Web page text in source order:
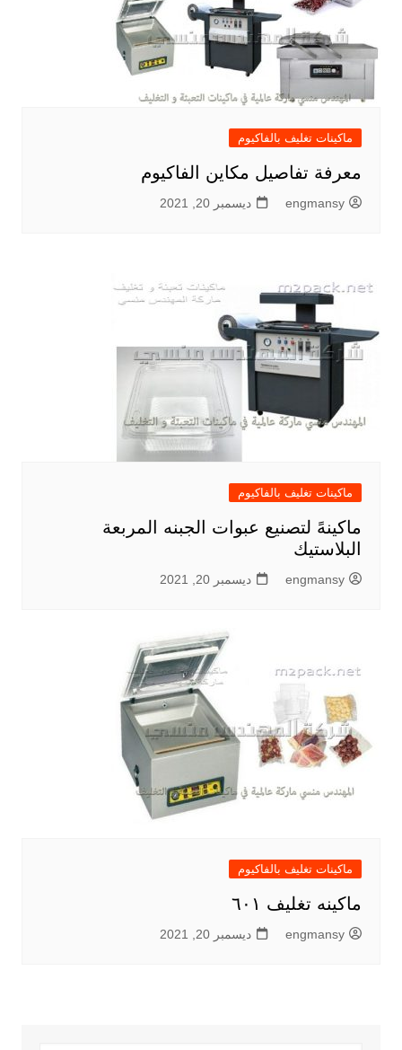
ماكينات تغليف بالفاكيوم
معرفة تفاصيل مكاين الفاكيوم
engmansy ديسمبر 20, 2021
ماكينات تغليف بالفاكيوم
ماكينهً لتصنيع عبوات الجبنه المربعة
البلاستيك
engmansy ديسمبر 20, 2021
ماكينات تغليف بالفاكيوم
ماكينه تغليف ٦٠١
engmansy ديسمبر 20, 2021